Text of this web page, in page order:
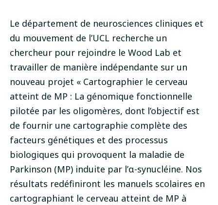
Le département de neurosciences cliniques et
du mouvement de l’UCL recherche un
chercheur pour rejoindre le Wood Lab et
travailler de manière indépendante sur un
nouveau projet « Cartographier le cerveau
atteint de MP : La génomique fonctionnelle
pilotée par les oligomères, dont l’objectif est
de fournir une cartographie complète des
facteurs génétiques et des processus
biologiques qui provoquent la maladie de
Parkinson (MP) induite par l’α-synucléine. Nos
résultats redéfiniront les manuels scolaires en
cartographiant le cerveau atteint de MP à